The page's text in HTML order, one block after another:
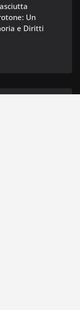
Un
e Diritti